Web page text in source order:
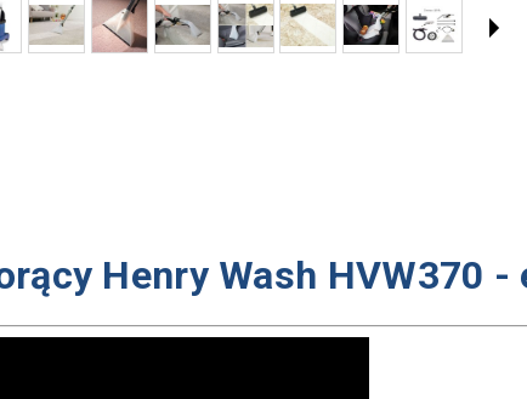
Henry Wash HVW370